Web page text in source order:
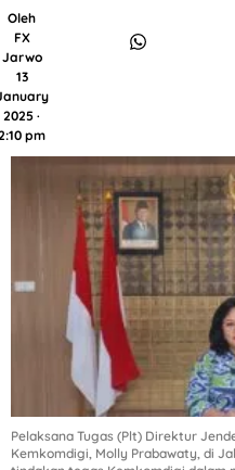
Oleh
FX
Jarwo
13
2025 ·
pm
Pelaksana Tugas (Plt) Direktur
Kemkomdigi, Molly Prabawaty, di